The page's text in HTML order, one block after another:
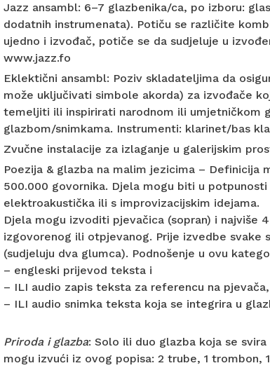
Jazz ansambl: 6–7 glazbenika/ca, po izboru:
dodatnih instrumenata). Potiču se različite
ujedno i izvođač, potiče se da sudjeluje u
www.jazz.fo
Eklektični ansambl: Poziv skladateljima da
može uključivati ​​simbole akorda) za izvođače
temeljiti ili inspirirati narodnom ili umjetničkom
glazbom/snimkama. Instrumenti: klarinet/bas
Zvučne instalacije za izlaganje u galerijskim
Poezija & glazba na malim jezicima – Definicija
500.000 govornika. Djela mogu biti u
elektroakustička ili s improvizacijskim idejama.
Djela mogu izvoditi pjevačica (sopran) i najviše
izgovorenog ili otpjevanog. Prije izvedbe
(sudjeluju dva glumca). Podnošenje u ovu
– engleski prijevod teksta i
– ILI audio zapis teksta za referencu na
– ILI audio snimka teksta koja se integrira u
Priroda i glazba: Solo ili duo glazba koja se
mogu izvući iz ovog popisa: 2 trube, 1 trombon,